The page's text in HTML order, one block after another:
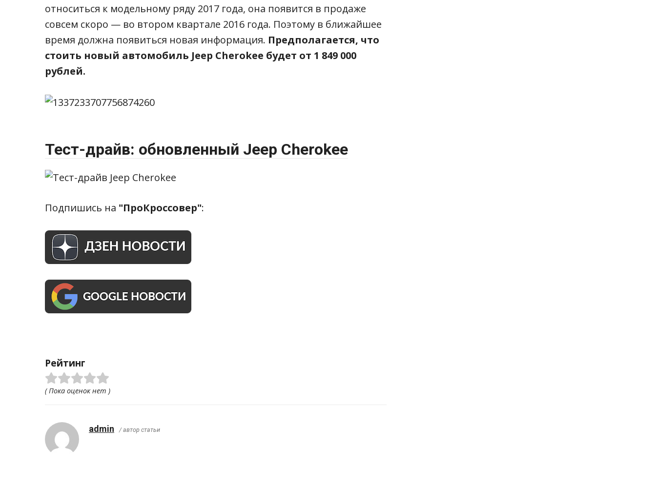
относиться к модельному ряду 2017 года, она появится в продаже
совсем скоро — во втором квартале 2016 года. Поэтому в ближайшее
время должна появиться новая информация. Предполагается, что
стоить новый автомобиль Jeep Cherokee будет от 1 849 000
рублей.
Тест-драйв: обновленный Jeep Cherokee
Подпишись на "ПроКроссовер":
Рейтинг
( Пока оценок нет )
admin / автор статьи